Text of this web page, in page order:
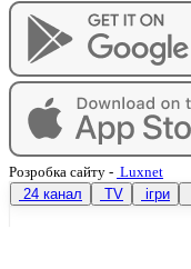
Розробка сайту - Luxnet
24 канал
TV ігри